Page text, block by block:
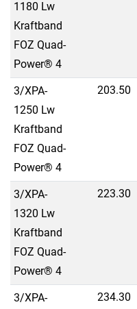
1180 Lw
Kraftband
FOZ Quad-
Power® 4
3/XPA-
1250 Lw
Kraftband
FOZ Quad-
Power® 4
203.50
3/XPA-
1320 Lw
Kraftband
FOZ Quad-
Power® 4
223.30
3/XPA-
234.30